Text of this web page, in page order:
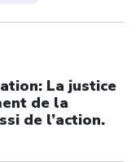
La justice
de la
de l’action.